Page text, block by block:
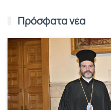
Πρόσφατα νέα